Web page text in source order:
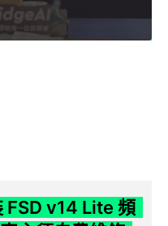
FSD v14 Lite 頻